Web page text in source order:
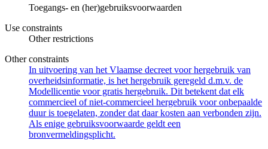
Toegangs- en (her)gebruiksvoorwaarden
Use constraints
Other restrictions
Other constraints
In uitvoering van het Vlaamse decreet voor hergebruik van
overheidsinformatie, is het hergebruik geregeld d.m.v. de
Modellicentie voor gratis hergebruik. Dit betekent dat elk
commercieel of niet-commercieel hergebruik voor onbepaalde
duur is toegelaten, zonder dat daar kosten aan verbonden zijn.
Als enige gebruiksvoorwaarde geldt een
bronvermeldingsplicht.